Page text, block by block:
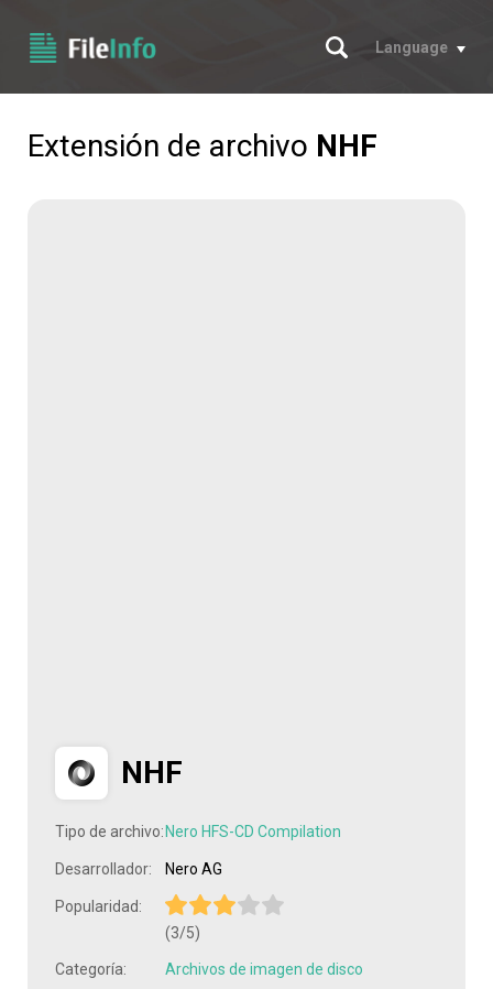
Buscar
Language
Extensión de archivo NHF
NHF
Tipo de archivo: Nero HFS-CD Compilation
Desarrollador: Nero AG
Popularidad:
(3/5)
Categoría: Archivos de imagen de disco